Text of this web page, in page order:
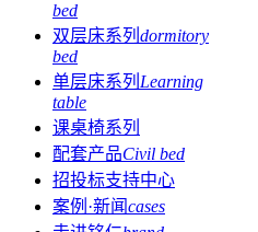
bed
双层床系列 dormitory
bed
单层床系列 Learning
table
课桌椅系列
配套产品Civil bed
招投标支持中心
案例·新闻cases